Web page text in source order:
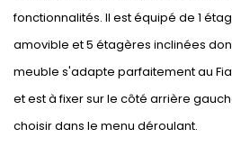
fonctionnalités. Il est équipé de 1
amovible et 5 étagères inclinées
meuble s'adapte parfaitement au
et est à fixer sur le côté arrière
choisir dans le menu déroulant.